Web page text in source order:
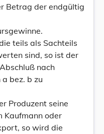
Betrag der endgültig
teils als Sachteils
sind, so ist der
nach
bez. b zu
Produzent seine
Kaufmann oder
so wird die